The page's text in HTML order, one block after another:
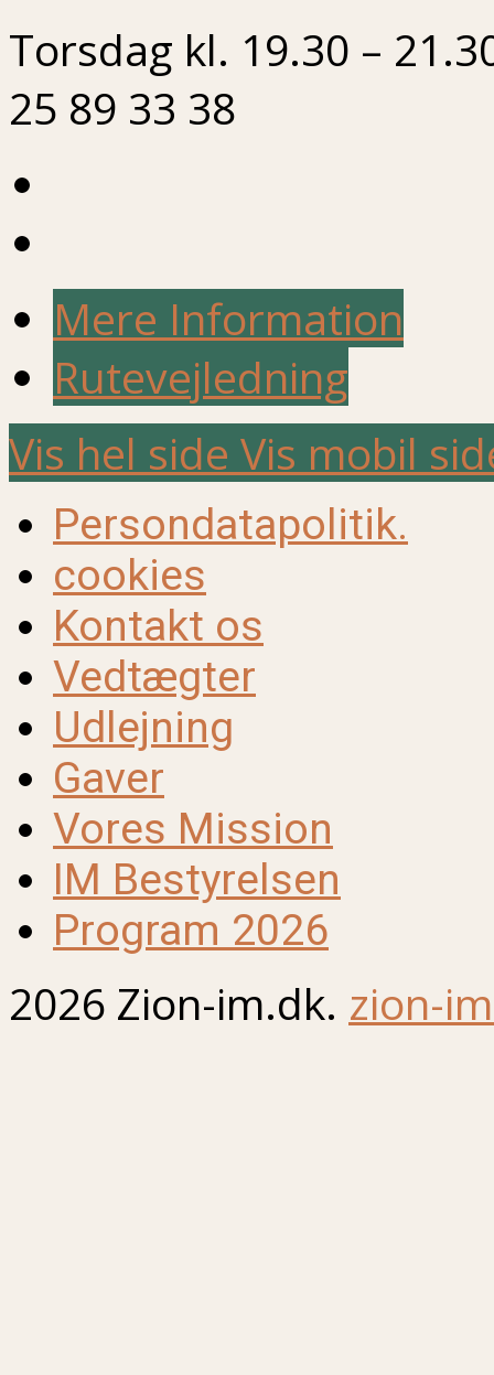
Torsdag kl. 19.30 –
25 89 33 38
Mere Information
Rutevejledning
Vis hel side Vis mobil
Persondatapolitik.
cookies
Kontakt os
Vedtægter
Udlejning
Gaver
Vores Mission
IM Bestyrelsen
Program 2026
2026 Zion-im.dk. zion-